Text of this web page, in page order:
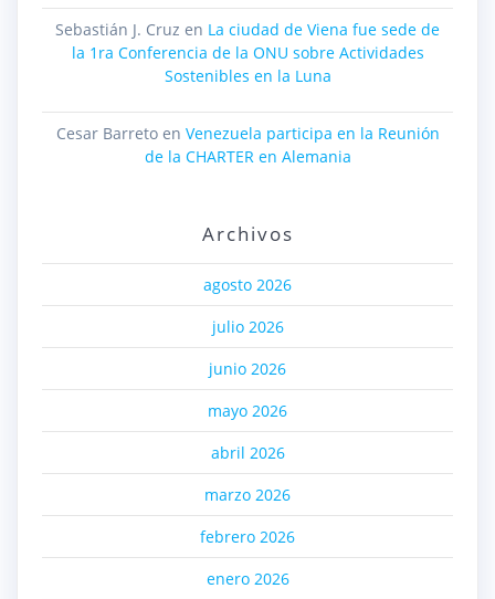
Sebastián J. Cruz en La ciudad de Viena fue sede de
la 1ra Conferencia de la ONU sobre Actividades
Sostenibles en la Luna
Cesar Barretoen Venezuela participa en la Reunión
de la CHARTER en Alemania
Archivos
agosto 2026
julio 2026
junio 2026
mayo 2026
abril 2026
marzo 2026
febrero 2026
enero 2026